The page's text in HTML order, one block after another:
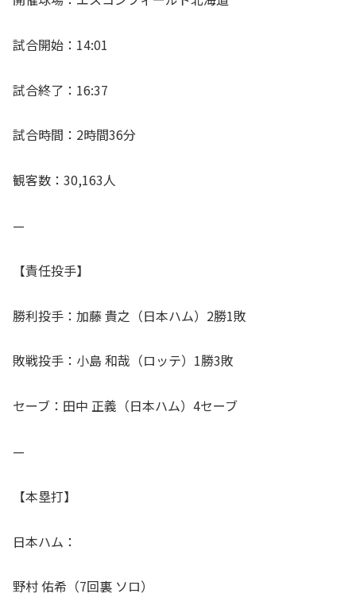
試合開始：14:01
試合終了：16:37
試合時間：2時間36分
観客数：30,163人
—
【責任投手】
勝利投手：加藤 貴之（日本ハム）2勝1敗
敗戦投手：小島 和哉（ロッテ）1勝3敗
セーブ：田中 正義（日本ハム）4セーブ
—
【本塁打】
日本ハム：
野村 佑希（7回裏 ソロ）